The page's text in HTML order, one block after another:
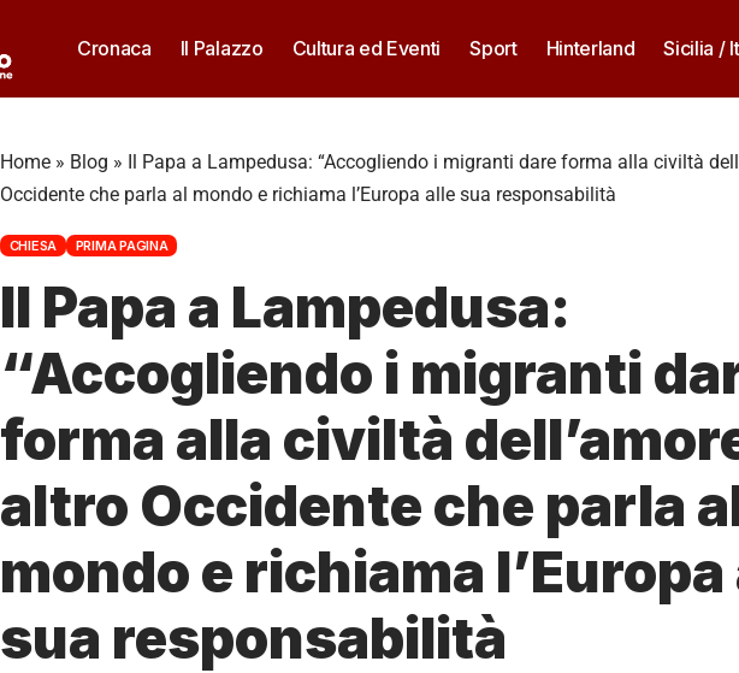
Cronaca Il Palazzo Cultura ed Eventi Sport Hinterland Sicilia /
Home » Blog »
Il Papa a Lampedusa: “Accogliendo i migranti dare forma alla civiltà
Occidente che parla al mondo e richiama l’Europa alle sua responsabilità
CHIESA PRIMA PAGINA
Il Papa a Lampedusa:
“Accogliendo i migranti
forma alla civiltà
altro Occidente che parla
mondo e richiama l’Europa
sua responsabilità